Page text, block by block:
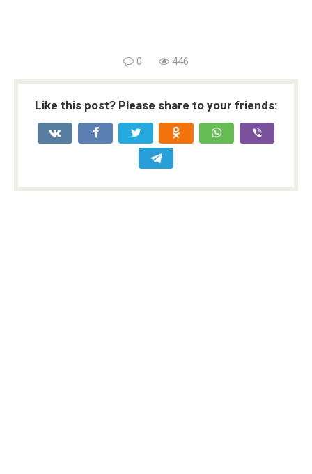
0 446
Like this post? Please share to your friends: